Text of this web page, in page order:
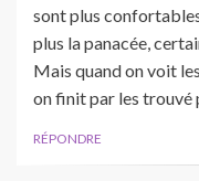
sont plus
plus la panacée,
Mais quand on voit
on finit par les trouvé
RÉPONDRE